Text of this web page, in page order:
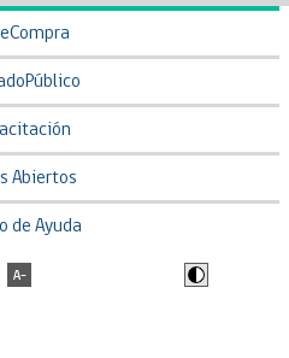
Abiertos
de Ayuda